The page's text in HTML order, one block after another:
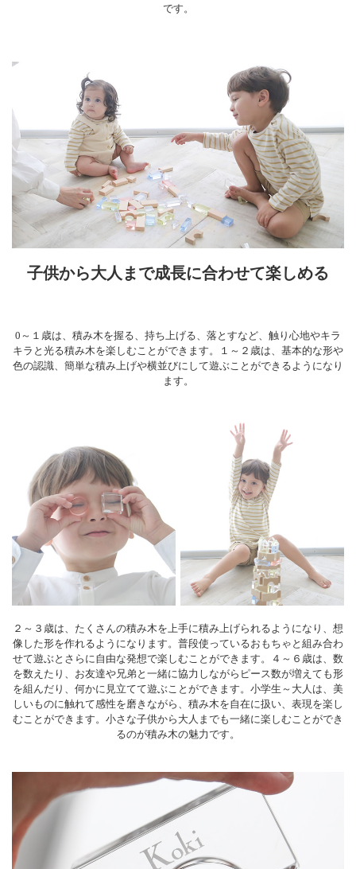
です。
子供から大人まで成長に合わせて楽しめる
0～１歳は、積み木を握る、持ち上げる、落とすなど、触り心地やキラ
キラと光る積み木を楽しむことができます。１～２歳は、基本的な形や
色の認識、簡単な積み上げや横並びにして遊ぶことができるようになり
ます。
２～３歳は、たくさんの積み木を上手に積み上げられるようになり、想
像した形を作れるようになります。普段使っているおもちゃと組み合わ
せて遊ぶとさらに自由な発想で楽しむことができます。４～６歳は、数
を数えたり、お友達や兄弟と一緒に協力しながらピース数が増えても形
を組んだり、何かに見立てて遊ぶことができます。小学生～大人は、美
しいものに触れて感性を磨きながら、積み木を自在に扱い、表現を楽し
むことができます。小さな子供から大人までも一緒に楽しむことができ
るのが積み木の魅力です。